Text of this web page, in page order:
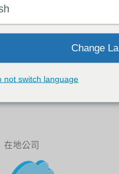
系統
案
在地公司
Change
not switch language